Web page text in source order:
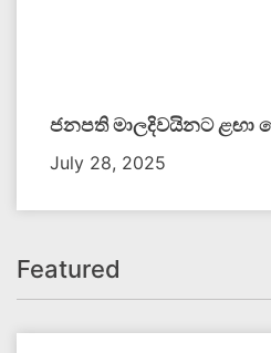
ජනපති මාලදිවයිනට ළඟා
July 28, 2025
Featured